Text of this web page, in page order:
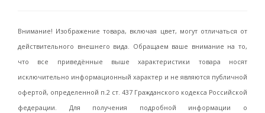
Внимание! Изображение товара, включая цвет, могут отличаться от
действительного внешнего вида. Обращаем ваше внимание на то,
что все приведённые выше характеристики товара носят
исключительно информационный характер и не являются публичной
офертой, определенной п.2 ст. 437 Гражданского кодекса Российской
федерации. Для получения подробной информации о